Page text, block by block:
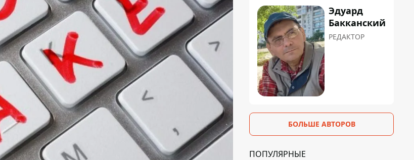
Эдуард
Бакканский
РЕДАКТОР
БОЛЬШЕ АВТОРОВ
ПОПУЛЯРНЫЕ